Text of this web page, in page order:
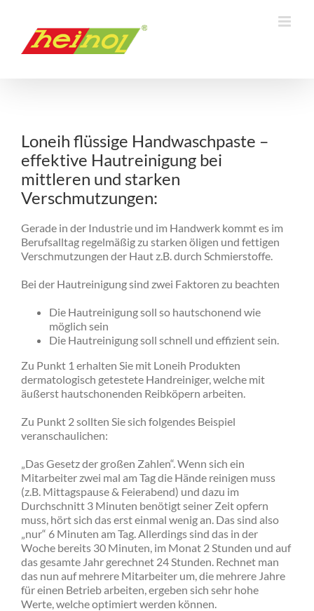
springen
Loneih flüssige Handwaschpaste –
effektive Hautreinigung bei
mittleren und starken
Verschmutzungen:
Gerade in der Industrie und im Handwerk kommt es im
Berufsalltag regelmäßig zu starken öligen und fettigen
Verschmutzungen der Haut z.B. durch Schmierstoffe.
Bei der Hautreinigung sind zwei Faktoren zu beachten
Die Hautreinigung soll so hautschonend wie
möglich sein
Die Hautreinigung soll schnell und effizient sein.
Zu Punkt 1 erhalten Sie mit Loneih Produkten
dermatologisch getestete Handreiniger, welche mit
äußerst hautschonenden Reibköpern arbeiten.
Zu Punkt 2 sollten Sie sich folgendes Beispiel
veranschaulichen:
„Das Gesetz der großen Zahlen“. Wenn sich ein
Mitarbeiter zwei mal am Tag die Hände reinigen muss
(z.B. Mittagspause & Feierabend) und dazu im
Durchschnitt 3 Minuten benötigt seiner Zeit opfern
muss, hört sich das erst einmal wenig an. Das sind also
„nur“ 6 Minuten am Tag. Allerdings sind das in der
Woche bereits 30 Minuten, im Monat 2 Stunden und auf
das gesamte Jahr gerechnet 24 Stunden. Rechnet man
das nun auf mehrere Mitarbeiter um, die mehrere Jahre
für einen Betrieb arbeiten, ergeben sich sehr hohe
Werte, welche optimiert werden können.